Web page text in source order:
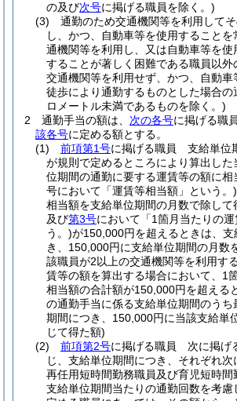
の及び次号に掲げる職員を除く。)
(3)
通勤のため交通機関等を利用して
し、かつ、自動車等を使用することを
通機関等を利用し、又は自動車等を使
することが著しく困難である職員以外
交通機関等を利用せず、かつ、自動車
徒歩により通勤するものとした場合の
ロメートル未満であるものを除く。)
2
通勤手当の額は、 次の各号に掲げる職
該各号に定める額とする。
(1)
前項第1号に掲げる職員 支給単位
が規則で定めるところにより算出した
位期間の通勤に要する運賃等の額に相
号において「運賃等相当額」という。)
相当額を支給単位期間の月数で除して
及び第3号において「1箇月当たりの
う。)が150,000円を超えるときは、支
き、150,000円に支給単位期間の月数
該職員が2以上の交通機関等を利用す
賃等の額を算出する場合において、1
相当額の合計額が150,000円を超える
の通勤手当に係る支給単位期間のうち
期間につき、150,000円に当該支給単
じて得た額)
(2)
前項第2号に掲げる職員 次に掲げ
じ、支給単位期間につき、それぞれ次
再任用短時間勤務職員及び育児短時間
支給単位期間当たりの通勤回数を考慮